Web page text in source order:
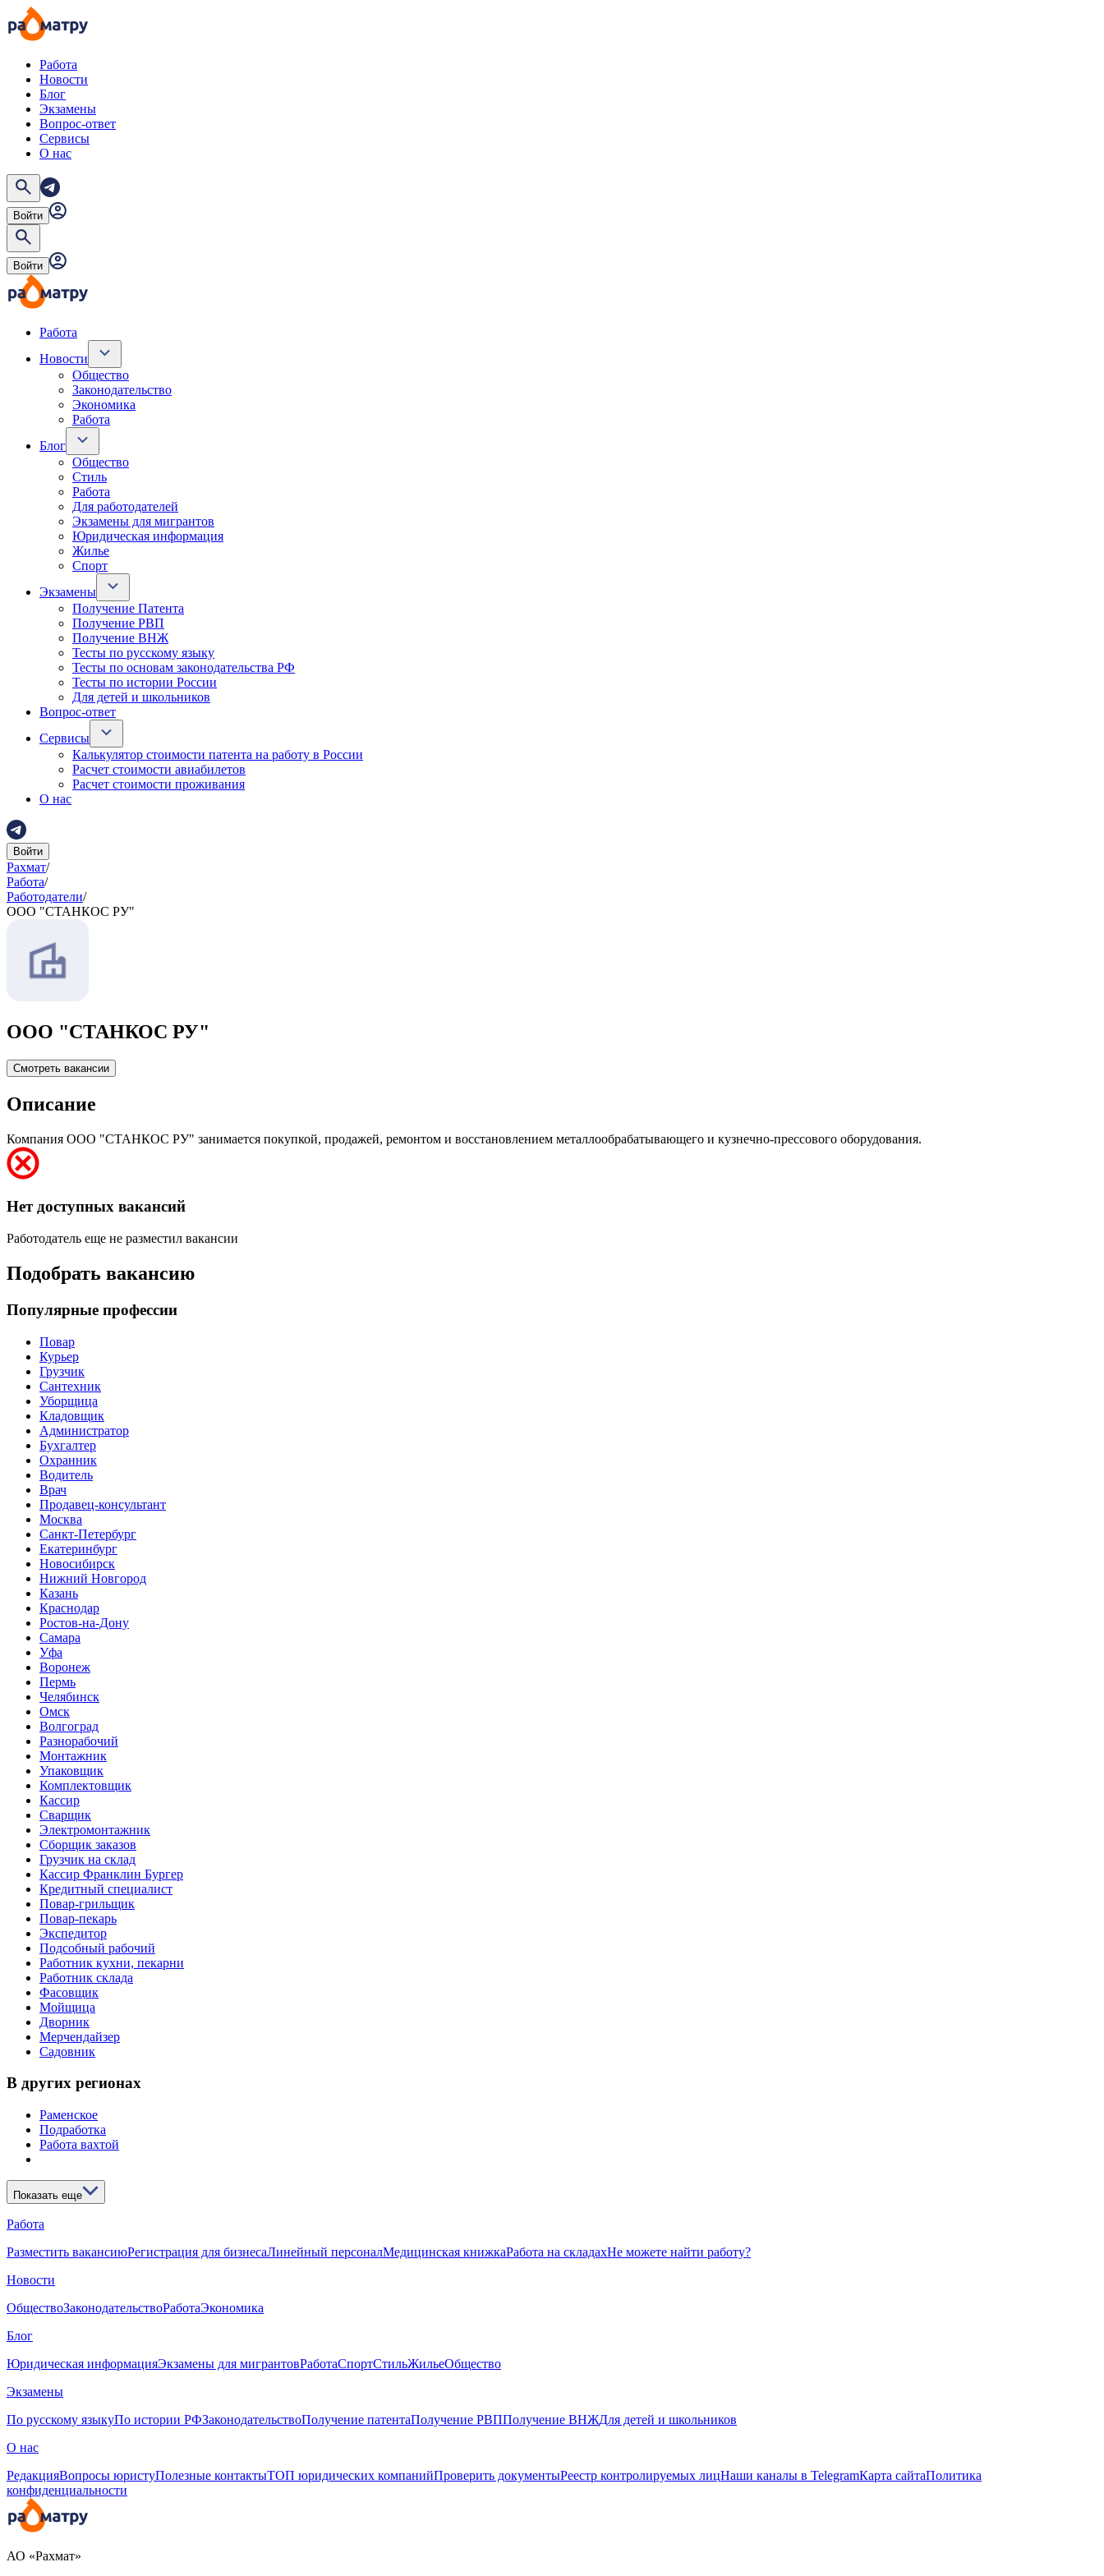
Работа
Новости
Блог
Экзамены
Вопрос-ответ
Сервисы
О нас
Войти
Войти
Работа
Новости
Общество
Законодательство
Экономика
Работа
Блог
Общество
Стиль
Работа
Для работодателей
Экзамены для мигрантов
Юридическая информация
Жилье
Спорт
Экзамены
Получение Патента
Получение РВП
Получение ВНЖ
Тесты по русскому языку
Тесты по основам законодательства РФ
Тесты по истории России
Для детей и школьников
Вопрос-ответ
Сервисы
Калькулятор стоимости патента на работу в России
Расчет стоимости авиабилетов
Расчет стоимости проживания
О нас
Войти
Рахмат/
Работа/
Работодатели/
ООО "СТАНКОС РУ"
ООО "СТАНКОС РУ"
Смотреть вакансии
Описание
Компания ООО "СТАНКОС РУ" занимается покупкой, продажей, ремонтом и восстановлением металлообрабатывающего и кузнечно-прессового оборудования.
Нет доступных вакансий
Работодатель еще не разместил вакансии
Подобрать вакансию
Популярные профессии
Повар
Курьер
Грузчик
Сантехник
Уборщица
Кладовщик
Администратор
Бухгалтер
Охранник
Водитель
Врач
Продавец-консультант
Москва
Санкт-Петербург
Екатеринбург
Новосибирск
Нижний Новгород
Казань
Краснодар
Ростов-на-Дону
Самара
Уфа
Воронеж
Пермь
Челябинск
Омск
Волгоград
Разнорабочий
Монтажник
Упаковщик
Комплектовщик
Кассир
Сварщик
Электромонтажник
Сборщик заказов
Грузчик на склад
Кассир Франклин Бургер
Кредитный специалист
Повар-грильщик
Повар-пекарь
Экспедитор
Подсобный рабочий
Работник кухни, пекарни
Работник склада
Фасовщик
Мойщица
Дворник
Мерчендайзер
Садовник
В других регионах
Раменское
Подработка
Работа вахтой
Показать еще
Работа
Разместить вакансиюРегистрация для бизнесаЛинейный персоналМедицинская книжкаРабота на складахНе можете найти работу?
Новости
ОбществоЗаконодательствоРаботаЭкономика
Блог
Юридическая информацияЭкзамены для мигрантовРаботаСпортСтильЖильеОбщество
Экзамены
По русскому языкуПо истории РФЗаконодательствоПолучение патентаПолучение РВППолучение ВНЖДля детей и школьников
О нас
РедакцияВопросы юристуПолезные контактыТОП юридических компанийПроверить документыРеестр контролируемых лицНаши каналы в TelegramКарта сайтаПолитика
конфиденциальности
АО «Рахмат»